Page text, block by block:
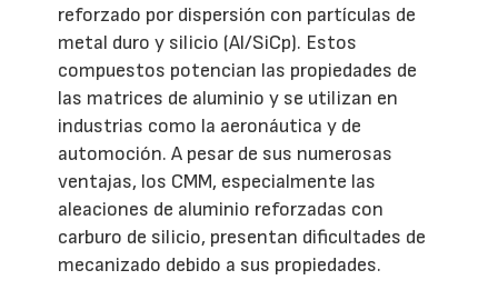
reforzado por dispersión con partículas de
metal duro y silicio (Al/SiCp). Estos
compuestos potencian las propiedades de
las matrices de aluminio y se utilizan en
industrias como la aeronáutica y de
automoción. A pesar de sus numerosas
ventajas, los CMM, especialmente las
aleaciones de aluminio reforzadas con
carburo de silicio, presentan dificultades de
mecanizado debido a sus propiedades.